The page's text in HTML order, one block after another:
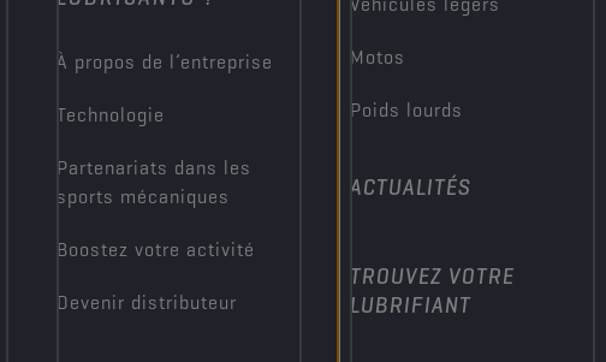
À propos de l’entreprise
Technologie
Partenariats dans les
sports mécaniques
Boostez votre activité
Devenir distributeur
Motos
Poids lourds
ACTUALITÉS
TROUVEZ VOTRE
LUBRIFIANT